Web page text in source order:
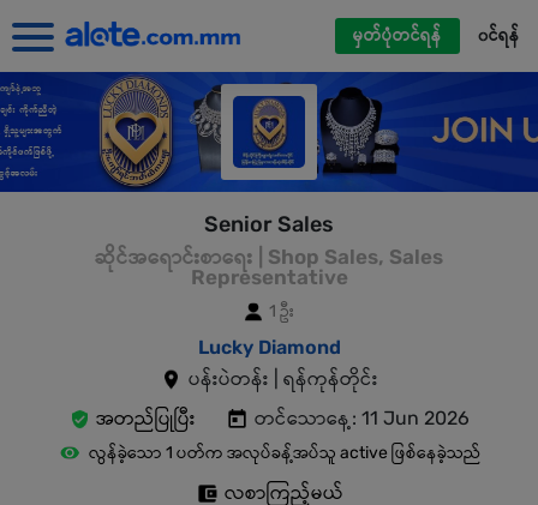
မှတ်ပုံတင်ရန် ၀င်ရန်
Senior Sales
ဆိုင်အရောင်းစာရေး | Shop Sales, Sales
Representative
1 ဦး
Lucky Diamond
ပန်းပဲတန်း | ရန်ကုန်တိုင်း
အတည်ပြုပြီး
တင်သောနေ့: 11 Jun 2026
လွန်ခဲ့သော 1 ပတ်က အလုပ်ခန့်အပ်သူ active ဖြစ်နေခဲ့သည်
လစာကြည့်မယ်